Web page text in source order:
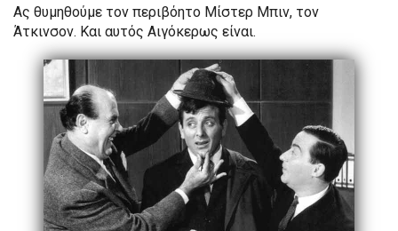
Ας θυμηθούμε τον περιβόητο Μίστερ Μπιν, τον
Άτκινσον. Και αυτός Αιγόκερως είναι.